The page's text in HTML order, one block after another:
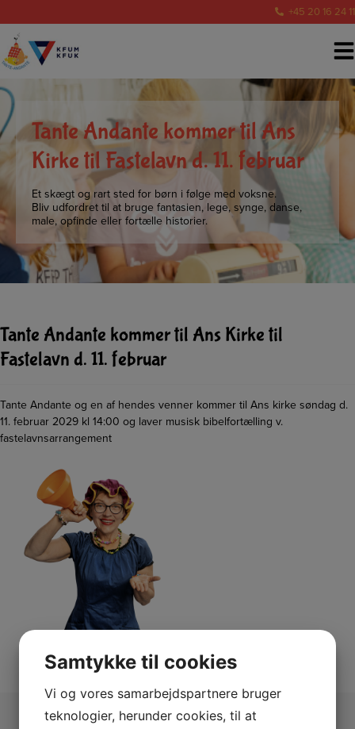
indholdet
+45 20 16 24 11
Tante Andante kommer til Ans
Kirke til Fastelavn d. 11. februar
Et skægt og rart sted for børn i følge med voksne.
Bliv udfordret til at bruge fantasien, lege, synge, danse,
male, opfinde eller fortælle historier.
Tante Andante kommer til Ans Kirke til
Fastelavn d. 11. februar
Tante Andante og en af hendes venner kommer til Ans kirke søndag d.
11. februar 2029 kl 14:00 og laver musisk bibelfortælling v.
fastelavnsarrangement
Samtykke til cookies
Vi og vores samarbejdspartnere bruger
teknologier, herunder cookies, til at